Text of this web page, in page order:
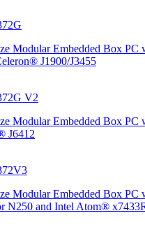
Modular Embedded Box
J1900/J3455
V2
Modular Embedded Box
J6412
Modular Embedded Box
N250 and Intel Atom®